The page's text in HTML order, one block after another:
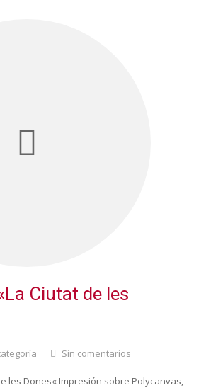
Ciutat de les
Sin comentarios
les Dones« Impresión sobre Polycanvas,